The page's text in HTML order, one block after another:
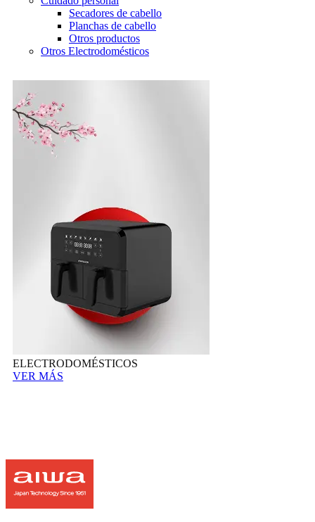
Secadores de cabello
Planchas de cabello
Otros productos
Otros Electrodomésticos
ELECTRODOMÉSTICOS
VER MÁS